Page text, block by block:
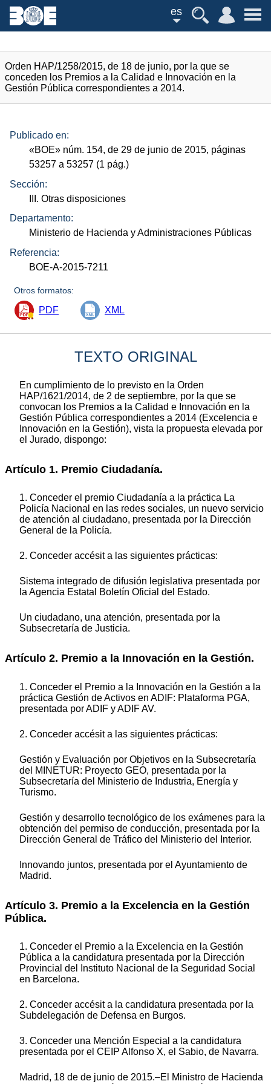
es
Orden HAP/1258/2015, de 18 de junio, por la que se
conceden los Premios a la Calidad e Innovación en la
Gestión Pública correspondientes a 2014.
Publicado en:
«BOE» núm. 154, de 29 de junio de 2015, páginas
53257 a 53257 (1 pág.)
Sección:
III. Otras disposiciones
Departamento:
Ministerio de Hacienda y Administraciones Públicas
Referencia:
BOE-A-2015-7211
Otros formatos:
PDF XML
TEXTO ORIGINAL
En cumplimiento de lo previsto en la Orden
HAP/1621/2014, de 2 de septiembre, por la que se
convocan los Premios a la Calidad e Innovación en la
Gestión Pública correspondientes a 2014 (Excelencia e
Innovación en la Gestión), vista la propuesta elevada por
el Jurado, dispongo:
Artículo 1. Premio Ciudadanía.
1. Conceder el premio Ciudadanía a la práctica La
Policía Nacional en las redes sociales, un nuevo servicio
de atención al ciudadano, presentada por la Dirección
General de la Policía.
2. Conceder accésit a las siguientes prácticas:
Sistema integrado de difusión legislativa presentada por
la Agencia Estatal Boletín Oficial del Estado.
Un ciudadano, una atención, presentada por la
Subsecretaría de Justicia.
Artículo 2. Premio a la Innovación en la Gestión.
1. Conceder el Premio a la Innovación en la Gestión a la
práctica Gestión de Activos en ADIF: Plataforma PGA,
presentada por ADIF y ADIF AV.
2. Conceder accésit a las siguientes prácticas:
Gestión y Evaluación por Objetivos en la Subsecretaría
del MINETUR: Proyecto GEO, presentada por la
Subsecretaría del Ministerio de Industria, Energía y
Turismo.
Gestión y desarrollo tecnológico de los exámenes para la
obtención del permiso de conducción, presentada por la
Dirección General de Tráfico del Ministerio del Interior.
Innovando juntos, presentada por el Ayuntamiento de
Madrid.
Artículo 3. Premio a la Excelencia en la Gestión
Pública.
1. Conceder el Premio a la Excelencia en la Gestión
Pública a la candidatura presentada por la Dirección
Provincial del Instituto Nacional de la Seguridad Social
en Barcelona.
2. Conceder accésit a la candidatura presentada por la
Subdelegación de Defensa en Burgos.
3. Conceder una Mención Especial a la candidatura
presentada por el CEIP Alfonso X, el Sabio, de Navarra.
Madrid, 18 de de junio de 2015.–El Ministro de Hacienda